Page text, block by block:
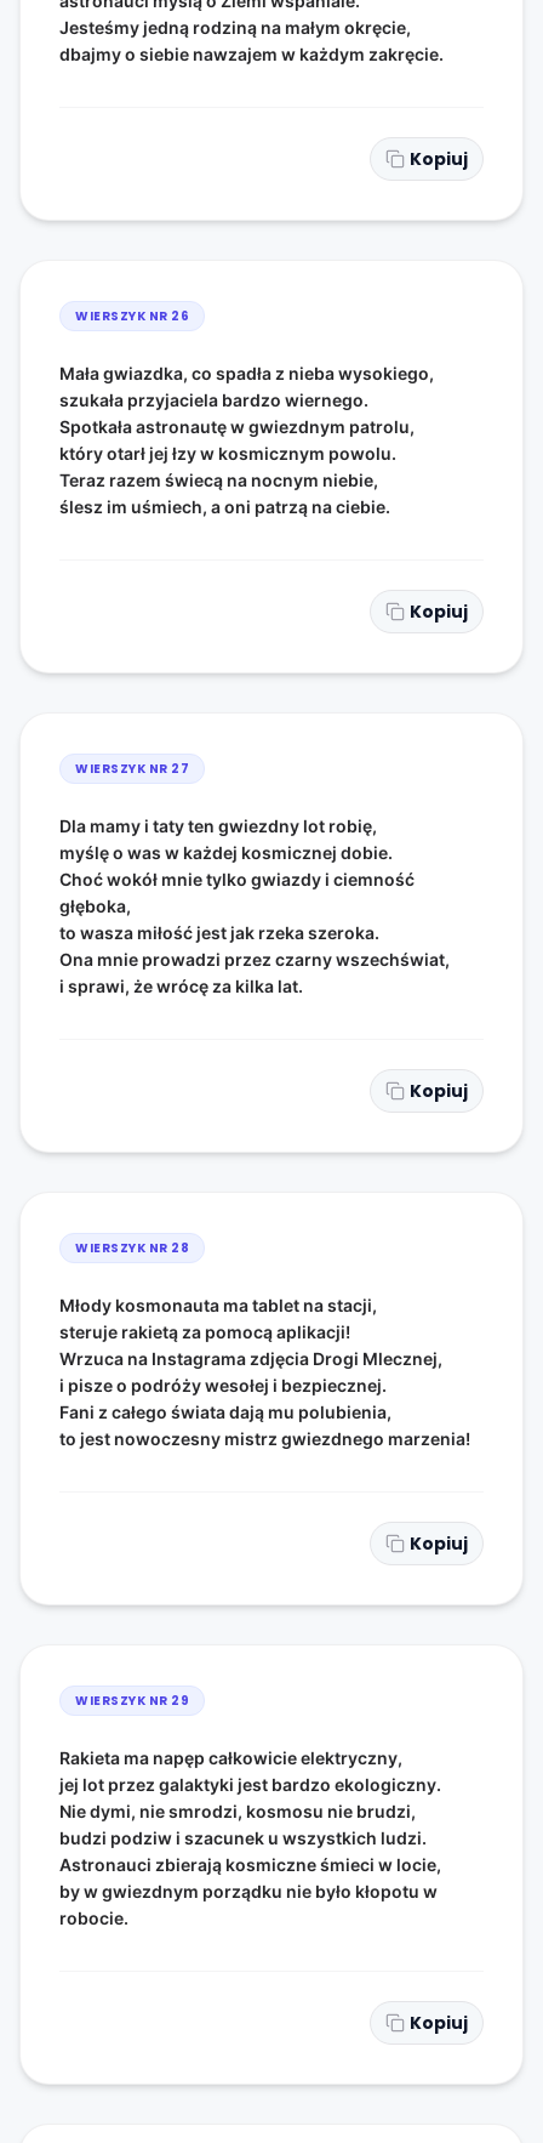
Jesteśmy jedną rodziną na małym okręcie,
dbajmy o siebie nawzajem w każdym zakręcie.
Kopiuj
WIERSZYK NR 26
Mała gwiazdka, co spadła z nieba wysokiego,
szukała przyjaciela bardzo wiernego.
Spotkała astronautę w gwiezdnym patrolu,
który otarł jej łzy w kosmicznym powolu.
Teraz razem świecą na nocnym niebie,
ślesz im uśmiech, a oni patrzą na ciebie.
Kopiuj
WIERSZYK NR 27
Dla mamy i taty ten gwiezdny lot robię,
myślę o was w każdej kosmicznej dobie.
Choć wokół mnie tylko gwiazdy i ciemność
głęboka,
to wasza miłość jest jak rzeka szeroka.
Ona mnie prowadzi przez czarny wszechświat,
i sprawi, że wrócę za kilka lat.
Kopiuj
WIERSZYK NR 28
Młody kosmonauta ma tablet na stacji,
steruje rakietą za pomocą aplikacji!
Wrzuca na Instagrama zdjęcia Drogi Mlecznej,
i pisze o podróży wesołej i bezpiecznej.
Fani z całego świata dają mu polubienia,
to jest nowoczesny mistrz gwiezdnego marzenia!
Kopiuj
WIERSZYK NR 29
Rakieta ma napęp całkowicie elektryczny,
jej lot przez galaktyki jest bardzo ekologiczny.
Nie dymi, nie smrodzi, kosmosu nie brudzi,
budzi podziw i szacunek u wszystkich ludzi.
Astronauci zbierają kosmiczne śmieci w locie,
by w gwiezdnym porządku nie było kłopotu w
robocie.
Kopiuj